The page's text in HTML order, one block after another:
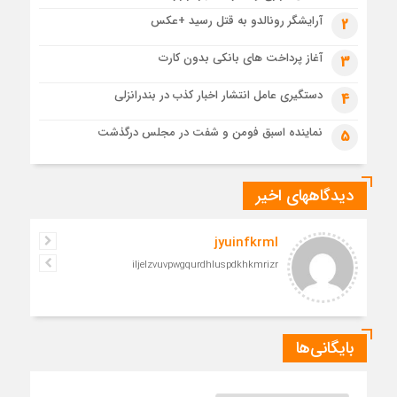
رهبرشهید
مراسم تشییع پیکر رهبر شهید در قم به پایان رسید
2 آرایشگر رونالدو به قتل رسید +عکس
3 آغاز پرداخت های بانکی بدون کارت
4 دستگیری عامل انتشار اخبار کذب در بندرانزلی
5 نماینده اسبق فومن و شفت در مجلس درگذشت
دیدگاههای اخیر
jyuinfkrml
iljelzvuvpwgqurdhluspdkhkmrizr
بایگانی‌ها